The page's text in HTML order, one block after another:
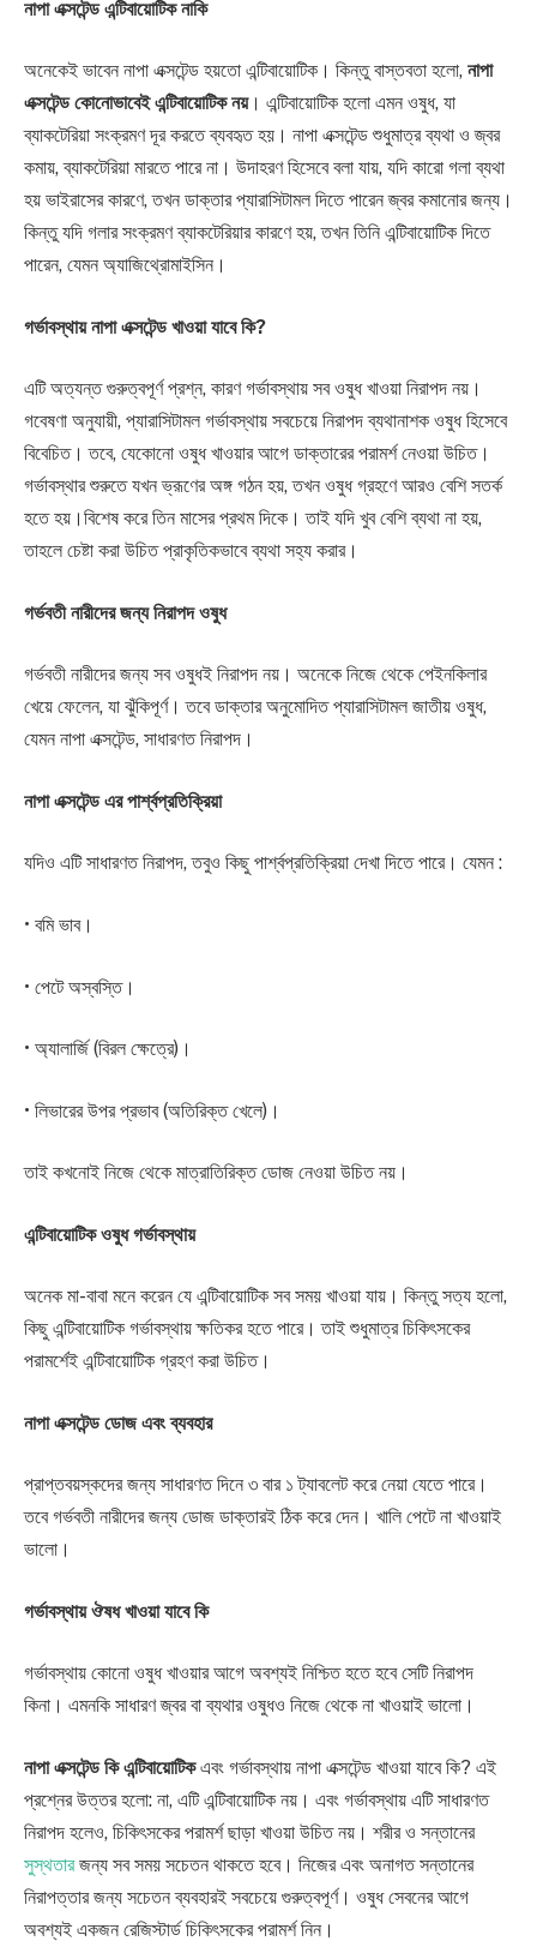
নাপা এক্সটেন্ড এন্টিবায়োটিক নাকি
অনেকেই ভাবেন নাপা এক্সটেন্ড হয়তো এন্টিবায়োটিক। কিন্তু বাস্তবতা হলো, নাপা
এক্সটেন্ড কোনোভাবেই এন্টিবায়োটিক নয়। এন্টিবায়োটিক হলো এমন ওষুধ, যা
ব্যাকটেরিয়া সংক্রমণ দূর করতে ব্যবহৃত হয়। নাপা এক্সটেন্ড শুধুমাত্র ব্যথা ও জ্বর
কমায়, ব্যাকটেরিয়া মারতে পারে না। উদাহরণ হিসেবে বলা যায়, যদি কারো গলা ব্যথা
হয় ভাইরাসের কারণে, তখন ডাক্তার প্যারাসিটামল দিতে পারেন জ্বর কমানোর জন্য।
কিন্তু যদি গলার সংক্রমণ ব্যাকটেরিয়ার কারণে হয়, তখন তিনি এন্টিবায়োটিক দিতে
পারেন, যেমন অ্যাজিথ্রোমাইসিন।
গর্ভাবস্থায় নাপা এক্সটেন্ড খাওয়া যাবে কি?
এটি অত্যন্ত গুরুত্বপূর্ণ প্রশ্ন, কারণ গর্ভাবস্থায় সব ওষুধ খাওয়া নিরাপদ নয়।
গবেষণা অনুযায়ী, প্যারাসিটামল গর্ভাবস্থায় সবচেয়ে নিরাপদ ব্যথানাশক ওষুধ হিসেবে
বিবেচিত। তবে, যেকোনো ওষুধ খাওয়ার আগে ডাক্তারের পরামর্শ নেওয়া উচিত।
গর্ভাবস্থার শুরুতে যখন ভ্রূণের অঙ্গ গঠন হয়, তখন ওষুধ গ্রহণে আরও বেশি সতর্ক
হতে হয়।বিশেষ করে তিন মাসের প্রথম দিকে। তাই যদি খুব বেশি ব্যথা না হয়,
তাহলে চেষ্টা করা উচিত প্রাকৃতিকভাবে ব্যথা সহ্য করার।
গর্ভবতী নারীদের জন্য নিরাপদ ওষুধ
গর্ভবতী নারীদের জন্য সব ওষুধই নিরাপদ নয়। অনেকে নিজে থেকে পেইনকিলার
খেয়ে ফেলেন, যা ঝুঁকিপূর্ণ। তবে ডাক্তার অনুমোদিত প্যারাসিটামল জাতীয় ওষুধ,
যেমন নাপা এক্সটেন্ড, সাধারণত নিরাপদ।
নাপা এক্সটেন্ড এর পার্শ্বপ্রতিক্রিয়া
যদিও এটি সাধারণত নিরাপদ, তবুও কিছু পার্শ্বপ্রতিক্রিয়া দেখা দিতে পারে। যেমন :
• বমি ভাব।
• পেটে অস্বস্তি।
• অ্যালার্জি (বিরল ক্ষেত্রে)।
• লিভারের উপর প্রভাব (অতিরিক্ত খেলে)।
তাই কখনোই নিজে থেকে মাত্রাতিরিক্ত ডোজ নেওয়া উচিত নয়।
এন্টিবায়োটিক ওষুধ গর্ভাবস্থায়
অনেক মা-বাবা মনে করেন যে এন্টিবায়োটিক সব সময় খাওয়া যায়। কিন্তু সত্য হলো,
কিছু এন্টিবায়োটিক গর্ভাবস্থায় ক্ষতিকর হতে পারে। তাই শুধুমাত্র চিকিৎসকের
পরামর্শেই এন্টিবায়োটিক গ্রহণ করা উচিত।
নাপা এক্সটেন্ড ডোজ এবং ব্যবহার
প্রাপ্তবয়স্কদের জন্য সাধারণত দিনে ৩ বার ১ ট্যাবলেট করে নেয়া যেতে পারে।
তবে গর্ভবতী নারীদের জন্য ডোজ ডাক্তারই ঠিক করে দেন। খালি পেটে না খাওয়াই
ভালো।
গর্ভাবস্থায় ঔষধ খাওয়া যাবে কি
গর্ভাবস্থায় কোনো ওষুধ খাওয়ার আগে অবশ্যই নিশ্চিত হতে হবে সেটি নিরাপদ
কিনা। এমনকি সাধারণ জ্বর বা ব্যথার ওষুধও নিজে থেকে না খাওয়াই ভালো।
নাপা এক্সটেন্ড কি এন্টিবায়োটিকএবং গর্ভাবস্থায় নাপা এক্সটেন্ড খাওয়া যাবে কি? এই
প্রশ্নের উত্তর হলো: না, এটি এন্টিবায়োটিক নয়। এবং গর্ভাবস্থায় এটি সাধারণত
নিরাপদ হলেও, চিকিৎসকের পরামর্শ ছাড়া খাওয়া উচিত নয়। শরীর ও সন্তানের
সুস্থতারজন্য সব সময় সচেতন থাকতে হবে। নিজের এবং অনাগত সন্তানের
নিরাপত্তার জন্য সচেতন ব্যবহারই সবচেয়ে গুরুত্বপূর্ণ। ওষুধ সেবনের আগে
অবশ্যই একজন রেজিস্টার্ড চিকিৎসকের পরামর্শ নিন।